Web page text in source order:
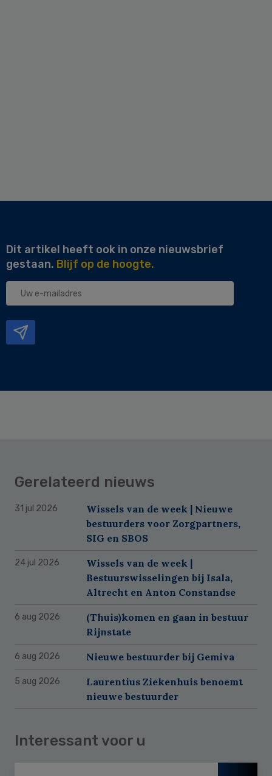
Dit artikel heeft ook in onze nieuwsbrief
gestaan. Blijf op de hoogte.
Uw
Gerelateerd nieuws
31 jul 2026
Wissels van de week | Nieuwe
bestuurders voor Zorgpartners,
SIG en SBOS
24 jul 2026
Wissels van de week |
Bestuurswisselingen bij Isala,
Altrecht en Anton Constandse
6 aug 2026
(Thuis)komen en gaan in bestuur
Rijnstate
6 aug 2026 Nieuwe bestuurder bij Gemiva
5 aug 2026
Laurentius Ziekenhuis benoemt
nieuwe bestuurder
Interessant voor u